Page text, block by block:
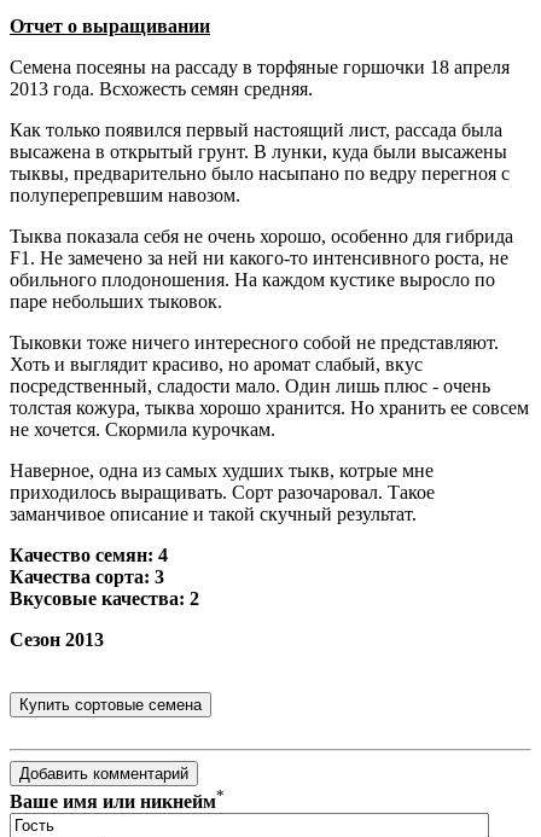
Отчет о выращивании
Семена посеяны на рассаду в торфяные горшочки 18 апреля
2013 года. Всхожесть семян средняя.
Как только появился первый настоящий лист, рассада была
высажена в открытый грунт. В лунки, куда были высажены
тыквы, предварительно было насыпано по ведру перегноя с
полуперепревшим навозом.
Тыква показала себя не очень хорошо, особенно для гибрида
F1. Не замечено за ней ни какого-то интенсивного роста, не
обильного плодоношения. На каждом кустике выросло по
паре небольших тыковок.
Тыковки тоже ничего интересного собой не представляют.
Хоть и выглядит красиво, но аромат слабый, вкус
посредственный, сладости мало. Один лишь плюс - очень
толстая кожура, тыква хорошо хранится. Но хранить ее совсем
не хочется. Скормила курочкам.
Наверное, одна из самых худших тыкв, котрые мне
приходилось выращивать. Сорт разочаровал. Такое
заманчивое описание и такой скучный результат.
Качество семян: 4
Качества сорта: 3
Вкусовые качества: 2
Сезон 2013
Ваше имя или никнейм*